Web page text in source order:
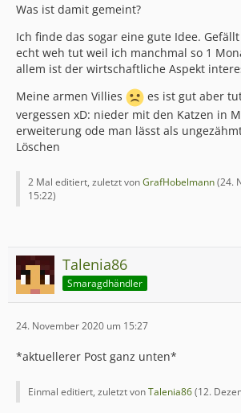
Was ist damit gemeint?
Ich finde das sogar eine gute Idee.
echt weh tut weil ich manchmal so 1
allem ist der wirtschaftliche Aspekt
Meine armen Villies
es ist gut aber
vergessen xD: nieder mit den Katzen in
erweiterung ode man lässt als
Löschen
2 Mal editiert, zuletzt vonGrafHobelmann(24.
15:22)
Talenia86
Smaragdhändler
24. November 2020 um 15:27
*aktuellerer Post ganz unten*
Einmal editiert, zuletzt vonTalenia86(12.